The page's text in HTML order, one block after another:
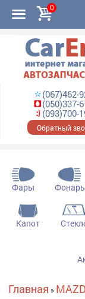
0
(067)462-
(050)337-
(093)700-
Обратный
Фары Фонарь
Капот
Вы здесь
Главная »